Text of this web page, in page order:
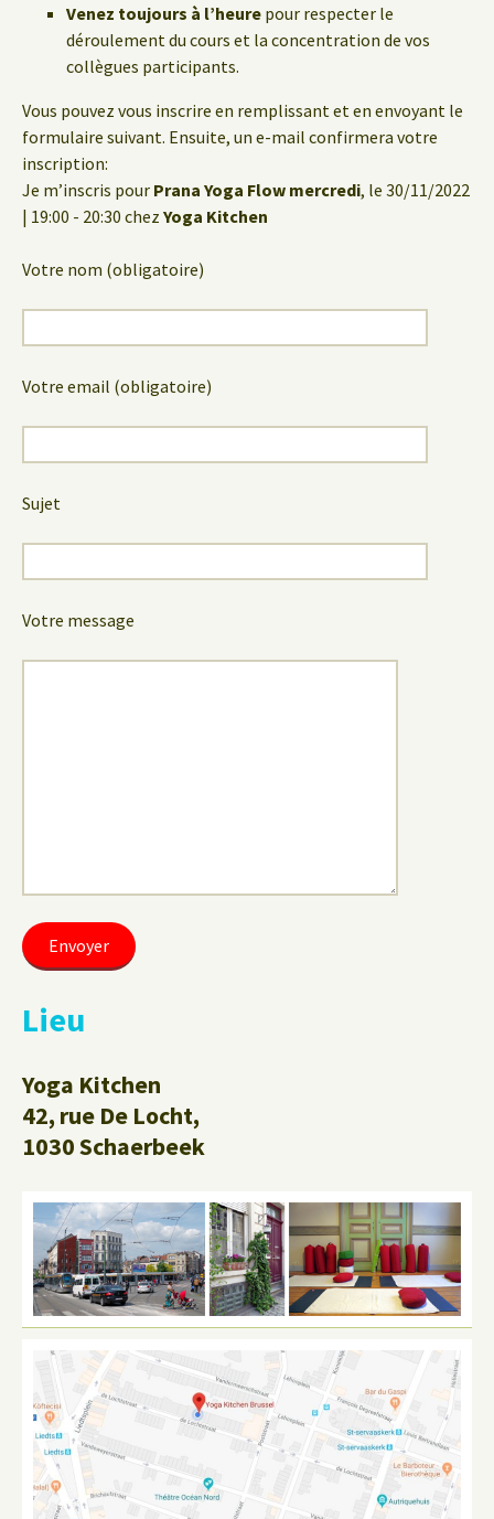
Venez toujours à l’heure pour respecter le
déroulement du cours et la concentration de vos
collègues participants.
Vous pouvez vous inscrire en remplissant et en envoyant le
formulaire suivant. Ensuite, un e-mail confirmera votre
inscription:
Je m’inscris pour Prana Yoga Flow mercredi, le 30/11/2022
| 19:00 - 20:30 chez Yoga Kitchen
Votre nom (obligatoire)
Votre email (obligatoire)
Sujet
Votre message
Lieu
Yoga Kitchen
42, rue De Locht,
1030 Schaerbeek